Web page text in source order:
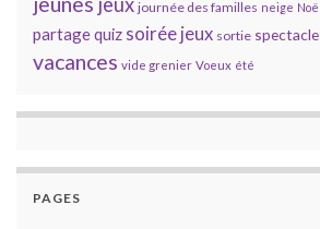
jeux journée des familles neige Noël
partagequiz soirée jeux sortie spectacle
vacances vide grenier Voeux été
PAGES